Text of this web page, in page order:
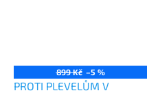
899 Kč –5 %
PROTI PLEVELŮM V